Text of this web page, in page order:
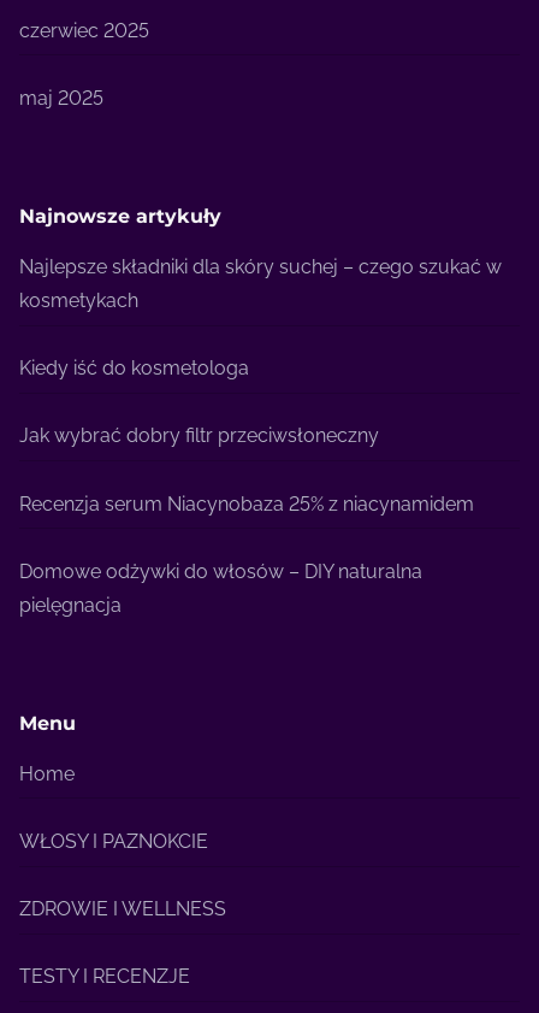
czerwiec 2025
maj 2025
Najnowsze artykuły
Najlepsze składniki dla skóry suchej – czego szukać w
kosmetykach
Kiedy iść do kosmetologa
Jak wybrać dobry filtr przeciwsłoneczny
Recenzja serum Niacynobaza 25% z niacynamidem
Domowe odżywki do włosów – DIY naturalna
pielęgnacja
Menu
Home
WŁOSY I PAZNOKCIE
ZDROWIE I WELLNESS
TESTY I RECENZJE